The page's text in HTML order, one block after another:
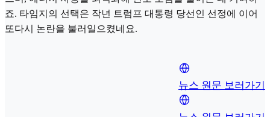
죠. 타임지의 선택은 작년 트럼프 대통령 당선인 선정에 이어
또다시 논란을 불러일으켰네요.
뉴스 원문 보러가기